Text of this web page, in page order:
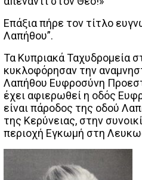
Επάξια πήρε τον τίτλο
Λαπήθου”.
Τα Κυπριακά Ταχυδρομεία
κυκλοφόρησαν την
Λαπήθου Ευφροσύνη
έχει αφιερωθεί η οδός
είναι πάροδος της οδού
της Κερύνειας, στην
περιοχή Εγκωμή στη